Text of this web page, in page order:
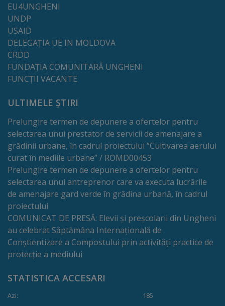
publice
Rezultate/Atribuiri
Planuri/
Rapoarte
Licitații
Rezultate
Buget
și
Taxe
locale
Strategii
și
programe
EU4UNGHENI
UNDP
USAID
DELEGAȚIA UE IN MOLDOVA
CRDD
FUNDAȚIA COMUNITARĂ UNGHENI
FUNCȚII VACANTE
ULTIMELE ȘTIRI
Prelungire termen de depunere a ofertelor pentru
selectarea unui prestator de servicii de amenajare a
grădinii urbane, în cadrul proiectului ”Cultivarea aerului
curat în mediile urbane” / ROMD00453
Prelungire termen de depunere a ofertelor pentru
selectarea unui antreprenor care va executa lucrările
de amenajare gard verde în grădina urbană, în cadrul
proiectului
COMUNICAT DE PRESĂ: Elevii și preșcolarii din Ungheni
au celebrat Săptămâna Internațională de
Conștientizare a Compostului prin activități practice de
protecție a mediului
STATISTICA ACCESARI
Azi:
185